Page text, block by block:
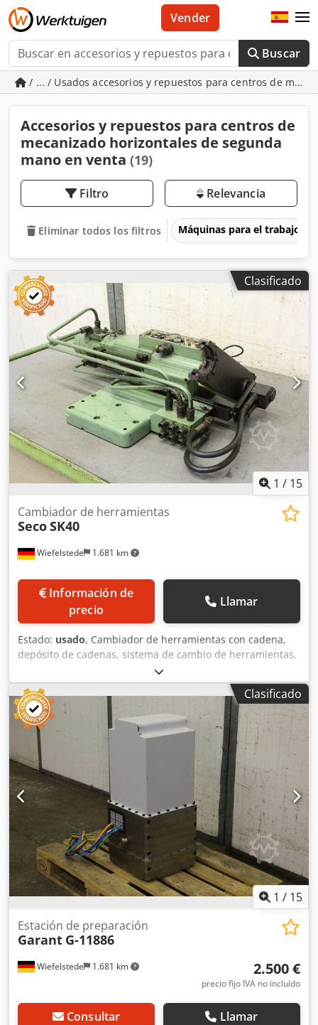
Buscar
Vender
/ ... / Usados accesorios y repuestos para centros de
Accesorios y repuestos para centros de
mecanizado horizontales de segunda
mano en venta (19)
Filtro Relevancia
Eliminar todos los filtros Máquinas para el trabajo
Clasificado
1 / 15
Wiefelstede 1.681 km
Cambiador de herramientas
SecoSK40
Información de
precio
Llamar
Estado: usado, Cambiador de herramientas con cadena,
depósito de cadenas, sistema de cambio de herramientas,
depósito de herramientas. -Fabricante: Seco, sistema de
cambio de herramientas, brazo de herramientas. -Unidad
de accionamiento: TP, tipo MRC-S28-1V-210. Credpfx Akjg U
A I Hevsf -Dimensiones: 780/420/A300 mm. -Peso: 66 kg.
Clasificado
1 / 15
Wiefelstede 1.681 km
Estación de preparación
Garant G-11886
2.500 €
precio fijo IVA no incluído
Consultar Llamar